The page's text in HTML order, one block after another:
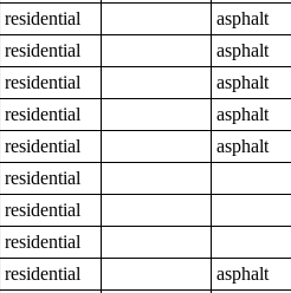
residential
asphalt
residential
asphalt
residential
asphalt
residential
asphalt
residential
asphalt
residential
residential
residential
residential
asphalt